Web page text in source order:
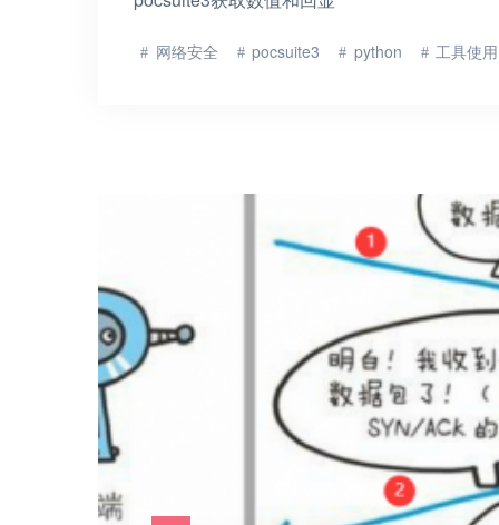
网络安全 pocsuite3 python 工具使用